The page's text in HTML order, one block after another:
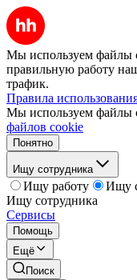
Мы используем файлы
правильную работу
трафик.
Правила
Мы используем файлы
файлов cookie
Понятно
Ищу сотрудника
Ищу работу
Ищу
Ищу сотрудника
Сервисы
Помощь
Ещё
Поиск